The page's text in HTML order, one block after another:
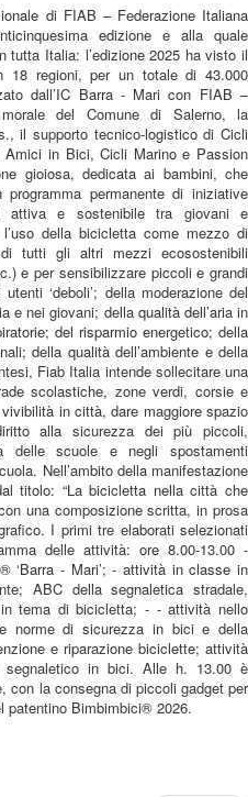
di FIAB – Federazione Italiana
edizione e alla quale
tutta Italia: l’edizione 2025 ha visto il
18 regioni, per un totale di 43.000
dall’IC Barra - Mari con FIAB –
del Comune di Salerno, la
il supporto tecnico-logistico di Cicli
in Bici, Cicli Marino e Passion
gioiosa, dedicata ai bambini, che
permanente di iniziative
attiva e sostenibile tra giovani e
della bicicletta come mezzo di
tutti gli altri mezzi ecosostenibili
e per sensibilizzare piccoli e grandi
‘deboli’; della moderazione del
e nei giovani; della qualità dell’aria in
del risparmio energetico; della
della qualità dell’ambiente e della
Fiab Italia intende sollecitare una
scolastiche, zone verdi, corsie e
in città, dare maggiore spazio
alla sicurezza dei più piccoli,
delle scuole e negli spostamenti
Nell’ambito della manifestazione
titolo: “La bicicletta nella città che
una composizione scritta, in prosa
I primi tre elaborati selezionati
delle attività: ore 8.00-13.00 -
‘Barra - Mari’; - attività in classe in
ABC della segnaletica stradale,
tema di bicicletta; - - attività nello
norme di sicurezza in bici e della
e riparazione biciclette; attività
in bici. Alle h. 13.00 è
con la consegna di piccoli gadget per
patentino Bimbimbici® 2026.